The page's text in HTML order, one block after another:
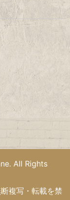
All Rights
複写・転載を禁